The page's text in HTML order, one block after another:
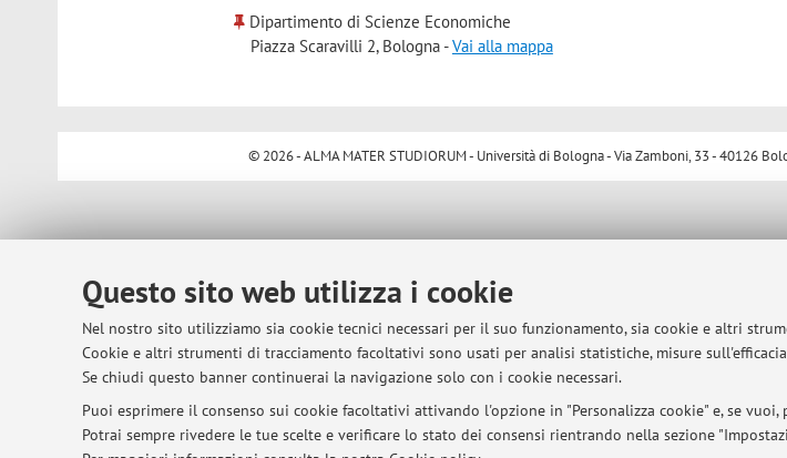
Questo sito web utilizza i cookie
Nel nostro sito utilizziamo sia cookie tecnici necessari per il suo funzionamento, sia cookie e altri
Cookie e altri strumenti di tracciamento facoltativi sono usati per analisi statistiche, misure
Se chiudi questo banner continuerai la navigazione solo con i cookie necessari.
Puoi esprimere il consenso sui cookie facoltativi attivando l'opzione in "Personalizza cookie" e, se
Potrai sempre rivedere le tue scelte e verificare lo stato dei consensi rientrando nella sezione
Dipartimento di Scienze Economiche
Piazza Scaravilli 2, Bologna -Vai alla mappa
© 2026 - ALMA MATER STUDIORUM - Università di Bologna - Via Zamboni, 33 - 40126